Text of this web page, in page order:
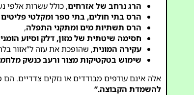
הרג נרחב של אזרחים, כולל עשרות אלפי
הרס בתי חולים, בתי ספר ומקלטי פליטים
הרס תשתיות מים ומתקני התפלה,
חסימה שיטתית של מזון, דלק וסיוע
עקירה המונית, שהופכת את עזה ל”אזור
שימוש בטקטיקות מצור ורעב כנשק
אלה אינם עודפים מבודדים או נזקים צדדיים.
להשמדת הקבוצה.”